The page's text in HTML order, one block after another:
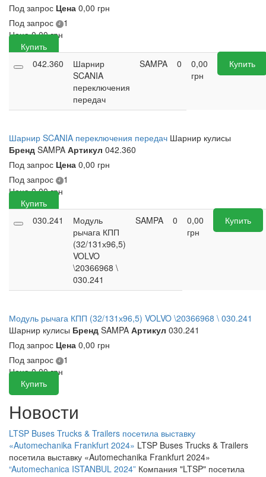
Под запрос Цена 0,00 грн
Под запрос
1
Цена 0,00грн
Купить
042.360
Шарнир
SCANIA
переключения
передач
SAMPA 0
0,00
грн
Купить
Шарнир SCANIA переключения передач Шарнир кулисы
Бренд SAMPA Артикул 042.360
Под запрос Цена 0,00 грн
Под запрос
1
Цена 0,00грн
Купить
030.241
Модуль
рычага КПП
(32/131х96,5)
VOLVO
\20366968 \
030.241
SAMPA 0
0,00
грн
Купить
Модуль рычага КПП (32/131х96,5) VOLVO \20366968 \ 030.241
Шарнир кулисы Бренд SAMPA Артикул 030.241
Под запрос Цена 0,00 грн
Под запрос
1
Цена 0,00грн
Купить
Новости
LTSP Buses Trucks & Trailers посетила выставку
«Automechanika Frankfurt 2024» LTSP Buses Trucks & Trailers
посетила выставку «Automechanika Frankfurt 2024»
“Automechanica ISTANBUL 2024” Компания "LTSP" посетила